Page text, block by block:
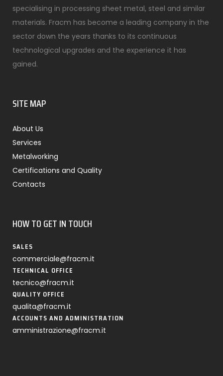
specialising in processing sheet metal, steel and similar
materials. Fracm has become a leading company in the
sector down the years thanks to its continuous
technological upgrades and the experience it has
gained.
SITE MAP
About Us
Services
Metalworking
Certifications and Quality
Contacts
HOW TO GET IN TOUCH
SALES
commerciale@fracm.it
TECHNICAL OFFICE
tecnico@fracm.it
QUALITY OFFICE
qualita@fracm.it
ACCOUNTS AND ADMINISTRATION
amministrazione@fracm.it